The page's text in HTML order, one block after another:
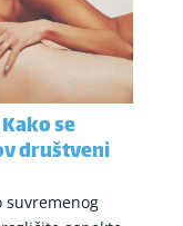
se
društveni
suvremenog